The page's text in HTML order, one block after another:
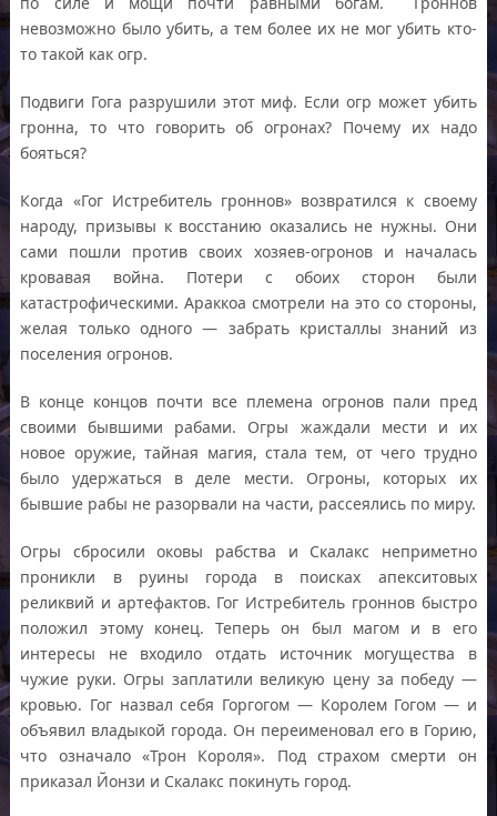
невозможно было убить, а тем более их не мог убить кто-
то такой как огр.
Подвиги Гога разрушили этот миф. Если огр может убить
гронна, то что говорить об огронах? Почему их надо
бояться?
Когда «Гог Истребитель гроннов» возвратился к своему
народу, призывы к восстанию оказались не нужны. Они
сами пошли против своих хозяев-огронов и началась
кровавая война. Потери с обоих сторон были
катастрофическими. Араккоа смотрели на это со стороны,
желая только одного — забрать кристаллы знаний из
поселения огронов.
В конце концов почти все племена огронов пали пред
своими бывшими рабами. Огры жаждали мести и их
новое оружие, тайная магия, стала тем, от чего трудно
было удержаться в деле мести. Огроны, которых их
бывшие рабы не разорвали на части, рассеялись по миру.
Огры сбросили оковы рабства и Скалакс неприметно
проникли в руины города в поисках апекситовых
реликвий и артефактов. Гог Истребитель гроннов быстро
положил этому конец. Теперь он был магом и в его
интересы не входило отдать источник могущества в
чужие руки. Огры заплатили великую цену за победу —
кровью. Гог назвал себя Горгогом — Королем Гогом — и
объявил владыкой города. Он переименовал его в Горию,
что означало «Трон Короля». Под страхом смерти он
приказал Йонзи и Скалакс покинуть город.